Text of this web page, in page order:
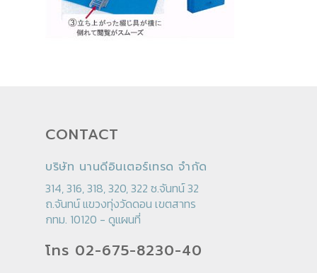
CONTACT
บริษัท นานดีอินเตอร์เทรด จำกัด
314, 316, 318, 320, 322 ซ.จันทน์ 32
ถ.จันทน์ แขวงทุ่งวัดดอน เขตสาทร
กทม. 10120 - ดูแผนที่
โทร 02-675-8230-40